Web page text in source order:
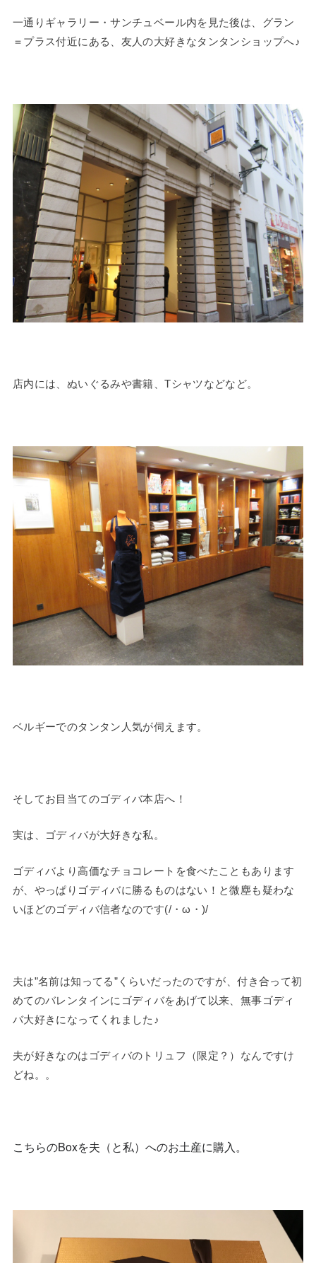
一通りギャラリー・サンチュベール内を見た後は、グラン
＝プラス付近にある、友人の大好きなタンタンショップへ♪
店内には、ぬいぐるみや書籍、Tシャツなどなど。
ベルギーでのタンタン人気が伺えます。
そしてお目当てのゴディバ本店へ！
実は、ゴディバが大好きな私。
ゴディバより高価なチョコレートを食べたこともあります
が、やっぱりゴディバに勝るものはない！と微塵も疑わな
いほどのゴディバ信者なのです(/・ω・)/
夫は”名前は知ってる”くらいだったのですが、付き合って初
めてのバレンタインにゴディバをあげて以来、無事ゴディ
バ大好きになってくれました♪
夫が好きなのはゴディバのトリュフ（限定？）なんですけ
どね。。
こちらのBoxを夫（と私）へのお土産に購入。